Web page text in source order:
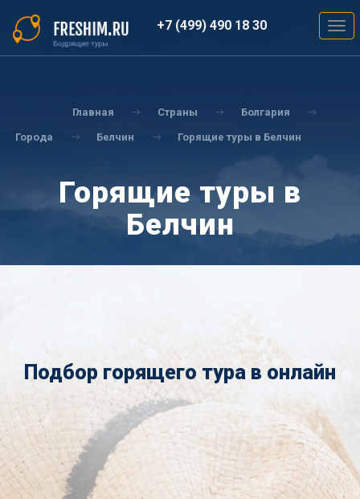
основному
содержанию
+7 (499) 490 18 30
Главная Страны Болгария
Города Белчин Горящие туры в Белчин
Горящие туры в
Белчин
Подбор горящего тура в онлайн